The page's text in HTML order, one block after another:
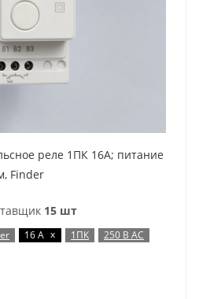
реле 1ПК 16A; питание
Finder
15 шт
16 А x 1ПК
250 В AC